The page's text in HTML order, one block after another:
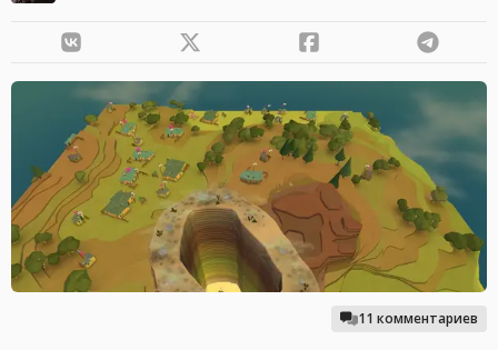
11 комментариев